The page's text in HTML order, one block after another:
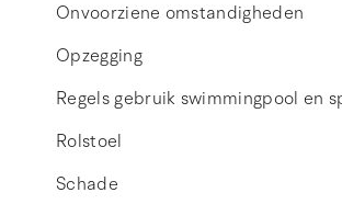
Onvoorziene omstandigheden
Opzegging
Regels gebruik swimmingpool en
Rolstoel
Schade